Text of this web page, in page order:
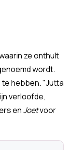
ze onthult
wordt.
hebben. "Jutta
verloofde,
enJoetvoor